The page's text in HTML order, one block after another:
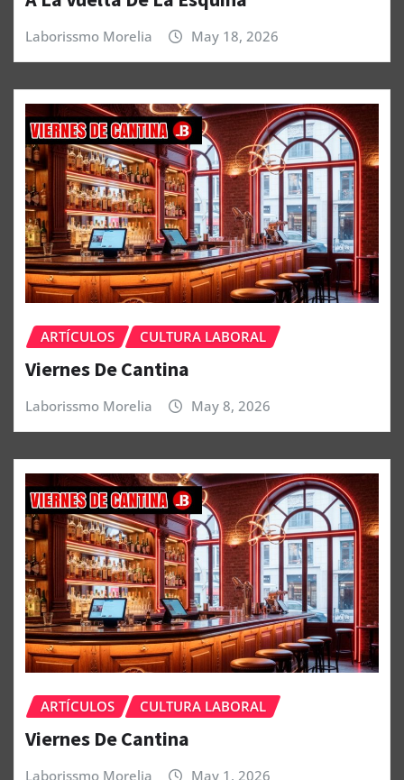
Laborissmo Morelia May 18, 2026
ARTÍCULOS CULTURA LABORAL
Viernes De Cantina
Laborissmo Morelia May 8, 2026
ARTÍCULOS CULTURA LABORAL
Viernes De Cantina
Laborissmo Morelia May 1, 2026